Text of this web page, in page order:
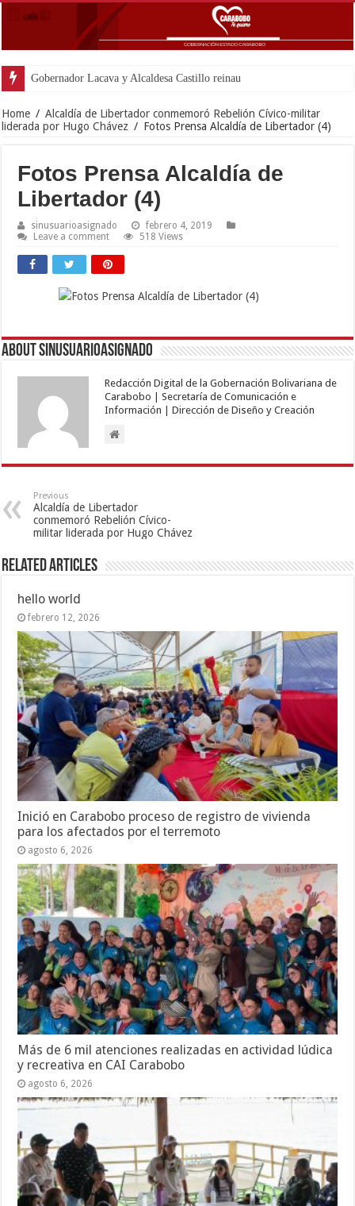
Gobernador Lacava y Alcaldesa Castillo reinauguraron CDI y
Home / Alcaldía de Libertador conmemoró Rebelión Cívico-militar
liderada por Hugo Chávez / Fotos Prensa Alcaldía de Libertador (4)
Fotos Prensa Alcaldía de
Libertador (4)
sinusuarioasignado
febrero 4, 2019
Leave a comment
518 Views
About sinusuarioasignado
Redacción Digital de la Gobernación Bolivariana de
Carabobo | Secretaría de Comunicación e
Información | Dirección de Diseño y Creación
Previous
Alcaldía de Libertador
conmemoró Rebelión Cívico-
militar liderada por Hugo Chávez
Related Articles
hello world
febrero 12, 2026
Inició en Carabobo proceso de registro de vivienda
para los afectados por el terremoto
agosto 6, 2026
Más de 6 mil atenciones realizadas en actividad lúdica
y recreativa en CAI Carabobo
agosto 6, 2026